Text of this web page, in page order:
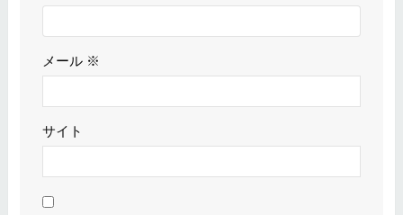
メール ※
サイト